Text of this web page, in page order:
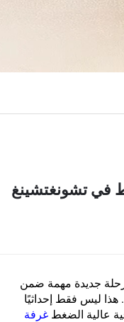
جديدة مهمة ضمن
ليس فقط إحداثيًا
عالية الضغط غرفة